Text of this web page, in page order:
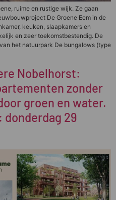
ruime en rustige wijk. Ze gaan
De Groene Eem in de
keuken, slaapkamers en
en zeer toekomstbestendig. De
het natuurpark De bungalows (type
Nobelhorst:
zonder
groen en water.
29